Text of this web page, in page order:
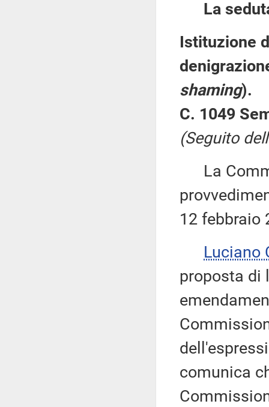
La
Istituzione
shaming).
C. 1049
(Seguito
La
12 febbraio
Luciano
proposta di
comunica